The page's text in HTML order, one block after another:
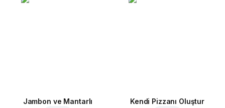
Jambon ve Mantarlı Kendi Pizzanı Oluştur